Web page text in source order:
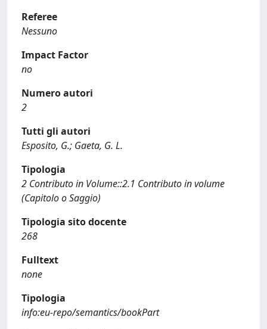
Referee
Nessuno
Impact Factor
no
Numero autori
2
Tutti gli autori
Esposito, G.; Gaeta, G. L.
Tipologia
2 Contributo in Volume::2.1 Contributo in volume
(Capitolo o Saggio)
Tipologia sito docente
268
Fulltext
none
Tipologia
info:eu-repo/semantics/bookPart